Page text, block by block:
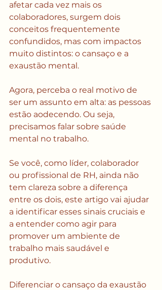
afetar cada vez mais os
colaboradores, surgem dois
conceitos frequentemente
confundidos, mas com impactos
muito distintos: o cansaço e a
exaustão mental.
Agora, perceba o real motivo de
ser um assunto em alta: as pessoas
estão aodecendo. Ou seja,
precisamos falar sobre saúde
mental no trabalho.
Se você, como líder, colaborador
ou profissional de RH, ainda não
tem clareza sobre a diferença
entre os dois, este artigo vai ajudar
a identificar esses sinais cruciais e
a entender como agir para
promover um ambiente de
trabalho mais saudável e
produtivo.
Diferenciar o cansaço da exaustão